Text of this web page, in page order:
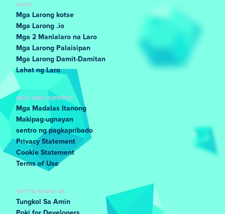
SIKAT
Mga Larong kotse
Mga Larong .io
Mga 2 Manlalaro na Laro
Mga Larong Palaisipan
Mga Larong Damit-Damitan
Lahat ng Laro
HELP AND SUPPORT
Mga Madalas Itanong
Makipag-ugnayan
sentro ng pagkapribado
Privacy Statement
Cookie Statement
Terms of Use
GET TO KNOW US
Tungkol Sa Amin